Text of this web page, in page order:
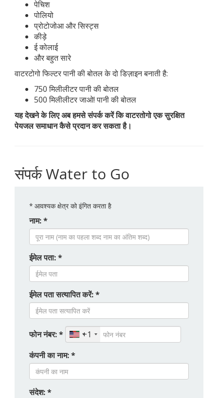
पेचिश
पोलियो
प्रोटोजोआ और सिस्ट्स
कीड़े
ई कोलाई
और बहुत सारे
वाटरटोगो फिल्टर पानी की बोतल के दो डिज़ाइन बनाती है:
750 मिलीलीटर पानी की बोतल
500 मिलीलीटर जाओ! पानी की बोतल
यह देखने के लिए अब हमसे संपर्क करें कि वाटरतोगो एक सुरक्षित
पेयजल समाधान कैसे प्रदान कर सकता है।
संपर्क Water to Go
* आवश्यक क्षेत्र को इंगित करता है
नाम: *
ईमेल पता: *
ईमेल पता सत्यापित करें: *
फोन नंबर: *
+1
कंपनी का नाम: *
संदेश: *